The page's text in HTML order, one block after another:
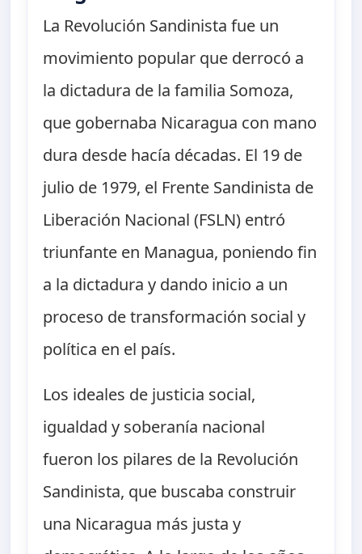
La Revolución Sandinista fue un
movimiento popular que derrocó a
la dictadura de la familia Somoza,
que gobernaba Nicaragua con mano
dura desde hacía décadas. El 19 de
julio de 1979, el Frente Sandinista de
Liberación Nacional (FSLN) entró
triunfante en Managua, poniendo fin
a la dictadura y dando inicio a un
proceso de transformación social y
política en el país.
Los ideales de justicia social,
igualdad y soberanía nacional
fueron los pilares de la Revolución
Sandinista, que buscaba construir
una Nicaragua más justa y